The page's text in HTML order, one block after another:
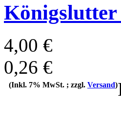
4,00 €
0,26 €
(Inkl. 7% MwSt. ; zzgl. Versand)